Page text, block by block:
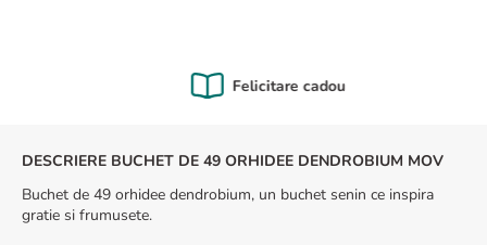
Felicitare cadou
DESCRIERE BUCHET DE 49 ORHIDEE DENDROBIUM MOV
Buchet de 49 orhidee dendrobium, un buchet senin ce inspira
gratie si frumusete.